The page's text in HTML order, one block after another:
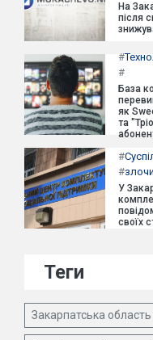
На
після
#
#
База
як
та
#
#
У
своїх
Теги
Закарпатська область